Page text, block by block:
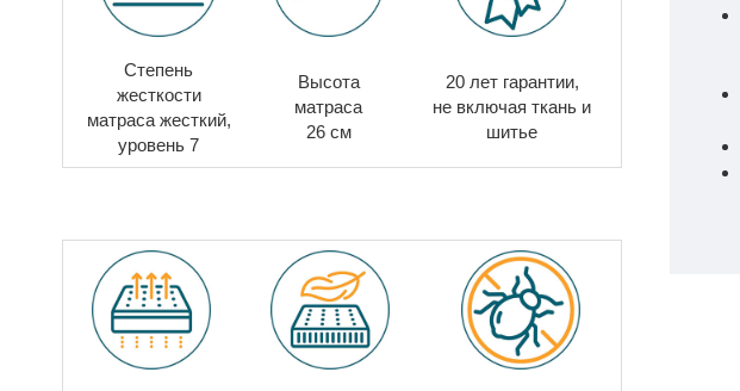
Степень
жесткости
матраса жесткий,
уровень 7
Высота
матраса
26 см
20 лет гарантии,
не включая ткань и
шитье